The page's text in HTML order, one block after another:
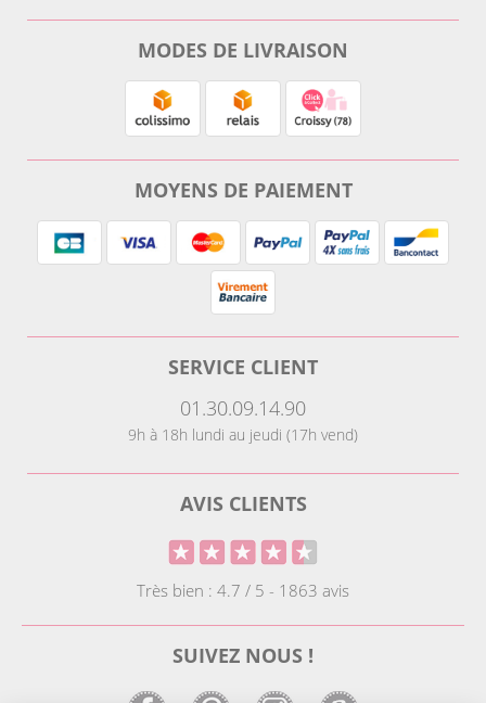
MODES DE LIVRAISON
MOYENS DE PAIEMENT
SERVICE CLIENT
01.30.09.14.90
9h à 18h lundi au jeudi (17h vend)
AVIS CLIENTS
Très bien : 4.7 / 5 - 1863 avis
SUIVEZ NOUS !